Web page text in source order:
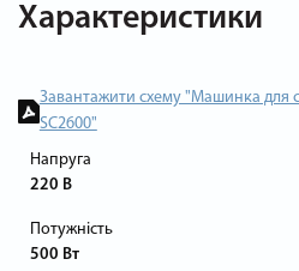
Характеристики
Завантажити схему "Машинка для
SC2600"
Напруга
220 В
Потужність
500 Вт